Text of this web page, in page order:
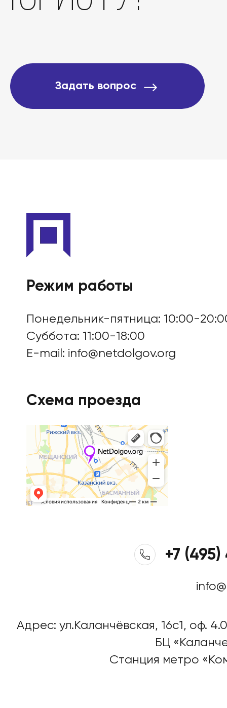
Задать вопрос
Режим работы
Понедельник-пятница: 10:00-
Суббота: 11:00-18:00
E-mail: info@netdolgov.org
Схема проезда
+7
Адрес: ул.Каланчёвская, 16c1, оф.
БЦ
Станция метро
О компании